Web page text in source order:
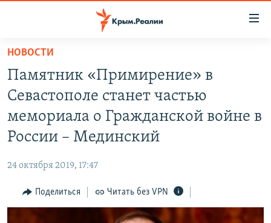
Вернуться
основному
содержанию
главной
Вернутся
поиску
КАРТА ВОЕННЫХ ОБЪЕКТОВ КРЫМА
ИСТОРИЯ
ИНТЕРАКТИВ
ИНФОГРАФИКА
ТЕЛЕПРОЕКТ КРЫМ.РЕАЛИИ
РАДІО СВОБОДА
КАК ОБОЙТИ БЛОКИРОВКУ
НОВОСТИ
Памятник «Примирение» в
Севастополе станет частью
мемориала о Гражданской войне в
России – Мединский
24 октября 2019, 17:47
Поделиться Читать без VPN